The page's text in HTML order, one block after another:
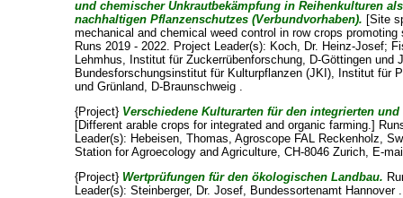
und chemischer Unkrautbekämpfung in Reihenkulturen
nachhaltigen Pflanzenschutzes (Verbundvorhaben). [Site
mechanical and chemical weed control in row crops
Runs 2019 - 2022. Project Leader(s): Koch, Dr. Heinz-Josef;
Lehmhus, Institut für Zuckerrübenforschung, D-Göttingen und
Bundesforschungsinstitut für Kulturpflanzen (JKI), Institut für
und Grünland, D-Braunschweig .
{Project} Verschiedene Kulturarten für den integrierten
[Different arable crops for integrated and organic farming.]
Leader(s): Hebeisen, Thomas, Agroscope FAL Reckenholz,
Station for Agroecology and Agriculture, CH-8046 Zurich, E-
{Project} Wertprüfungen für den ökologischen Landbau.
Leader(s):Steinberger, Dr. Josef, Bundessortenamt Hannover .